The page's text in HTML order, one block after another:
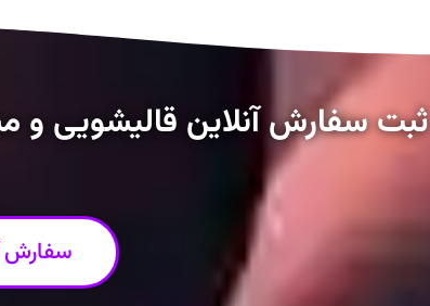
ثبت سفارش آنلاین قالیشویی و
سفارش